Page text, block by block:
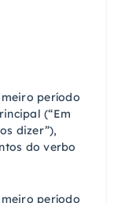
período
(“Em
dizer”),
do verbo
período